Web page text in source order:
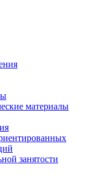
материалы
занятости